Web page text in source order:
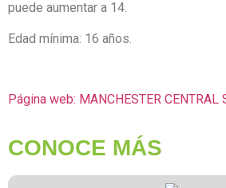
puede aumentar a 14.
Edad mínima: 16 años.
Página web: MANCHESTER CENTRAL
CONOCE MÁS